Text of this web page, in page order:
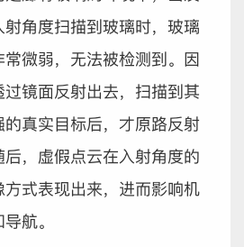
角度扫描到玻璃时，玻璃
微弱，无法被检测到。因
镜面反射出去，扫描到其
真实目标后，才原路反射
，虚假点云在入射角度的
式表现出来，进而影响机
航。